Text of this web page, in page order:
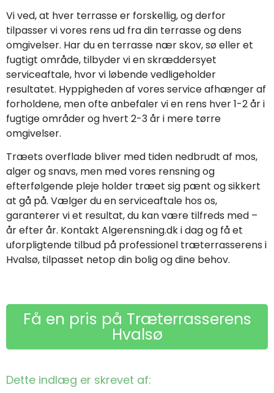
Vi ved, at hver terrasse er forskellig, og derfor
tilpasser vi vores rens ud fra din terrasse og dens
omgivelser. Har du en terrasse nær skov, sø eller et
fugtigt område, tilbyder vi en skræddersyet
serviceaftale, hvor vi løbende vedligeholder
resultatet. Hyppigheden af vores service afhænger af
forholdene, men ofte anbefaler vi en rens hver 1-2 år i
fugtige områder og hvert 2-3 år i mere tørre
omgivelser.
Træets overflade bliver med tiden nedbrudt af mos,
alger og snavs, men med vores rensning og
efterfølgende pleje holder træet sig pænt og sikkert
at gå på. Vælger du en serviceaftale hos os,
garanterer vi et resultat, du kan være tilfreds med –
år efter år. Kontakt Algerensning.dk i dag og få et
uforpligtende tilbud på professionel træterrasserens i
Hvalsø, tilpasset netop din bolig og dine behov.
Få en pris på Træterrasserens
Hvalsø
Dette indlæg er skrevet af: